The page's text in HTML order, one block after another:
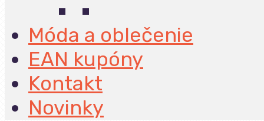
Móda a oblečenie
EAN kupóny
Kontakt
Novinky